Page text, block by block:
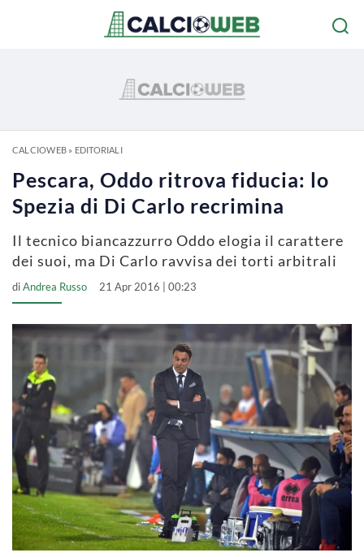
CALCIOWEB» EDITORIALI
Pescara, Oddo ritrova fiducia: lo
Spezia di Di Carlo recrimina
Il tecnico biancazzurro Oddo elogia il carattere
dei suoi, ma Di Carlo ravvisa dei torti arbitrali
diAndrea Russo 21 Apr 2016 | 00:23